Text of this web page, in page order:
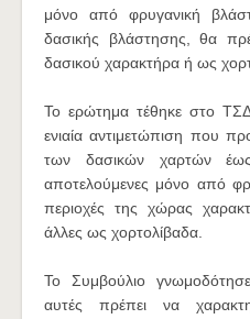
μόνο από φρυγανική
δασικής βλάστησης, θα
δασικού χαρακτήρα ή ως
Το ερώτημα τέθηκε στο
ενιαία αντιμετώπιση που
των δασικών χαρτών
αποτελούμενες μόνο από
περιοχές της χώρας
άλλες ως χορτολίβαδα.
Το Συμβούλιο
αυτές πρέπει να